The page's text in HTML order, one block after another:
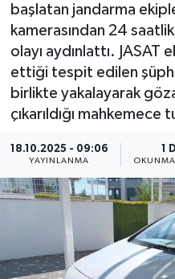
başlatan jandarma
kamerasından 24
olayı aydınlattı.
ettiği tespit edilen
birlikte yakalayarak
çıkarıldığı mahkemece
18.10.2025 - 09:06
YAYINLANMA
1
OKUNMA
Görüntülü Haber
Güncel
Kültür & Sanat
Magazin
Resmi İlan
Haber Arşivi